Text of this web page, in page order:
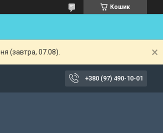
Кошик
(завтра, 07.08).
+380 (97) 490-10-01